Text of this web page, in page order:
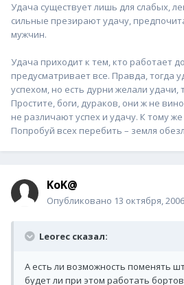
Удача существует лишь для слабых,
сильные презирают удачу,
мужчин.
Удача приходит к тем, кто работает
предусматривает все. Правда, тогда
успехом, но есть дурни желали удачи,
Простите, боги, дураков, они ж не
не различают успех и удачу. К тому
Попробуй всех перебить – земля
KoK@
Опубликовано 13 октября, 2006
Leorec сказал:
А есть ли возможность поменять
будет ли при этом работать